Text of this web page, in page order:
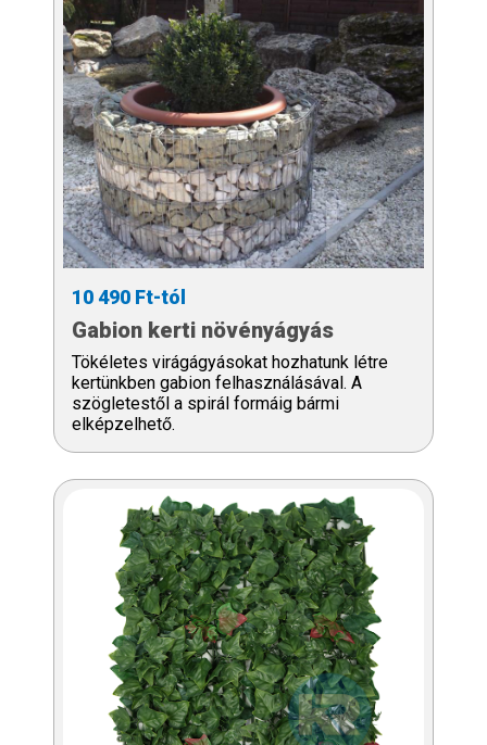
10 490 Ft-tól
Gabion kerti növényágyás
Tökéletes virágágyásokat hozhatunk létre
kertünkben gabion felhasználásával. A
szögletestől a spirál formáig bármi
elképzelhető.